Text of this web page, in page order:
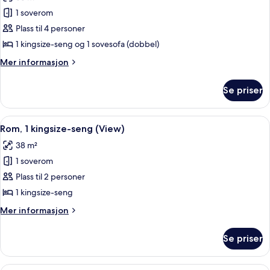
av
Suite
–
executive,
1
1 soverom
Plass til 4 personer
1 kingsize-seng og 1 sovesofa (dobbel)
Mer informasjon
Mer
–
executive,
1
Se priser
Åpne
alle
bildene
av
Rom,
1
kingsize-
seng
Allergitestet sengetøy, safe på
6
Rom, 1 kingsize-seng (View)
38 m²
1 soverom
Plass til 2 personer
1 kingsize-seng
Mer informasjon
Mer
1
kingsize-
Se priser